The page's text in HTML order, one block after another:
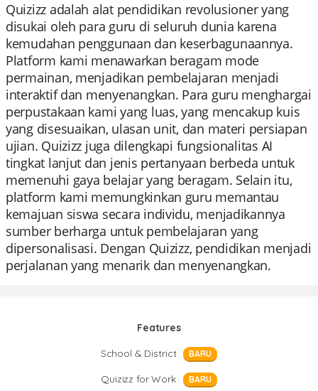
Quizizz adalah alat pendidikan revolusioner yang
disukai oleh para guru di seluruh dunia karena
kemudahan penggunaan dan keserbagunaannya.
Platform kami menawarkan beragam mode
permainan, menjadikan pembelajaran menjadi
interaktif dan menyenangkan. Para guru menghargai
perpustakaan kami yang luas, yang mencakup kuis
yang disesuaikan, ulasan unit, dan materi persiapan
ujian. Quizizz juga dilengkapi fungsionalitas AI
tingkat lanjut dan jenis pertanyaan berbeda untuk
memenuhi gaya belajar yang beragam. Selain itu,
platform kami memungkinkan guru memantau
kemajuan siswa secara individu, menjadikannya
sumber berharga untuk pembelajaran yang
dipersonalisasi. Dengan Quizizz, pendidikan menjadi
perjalanan yang menarik dan menyenangkan.
Features
School & District
BARU
Quizizz for Work BARU